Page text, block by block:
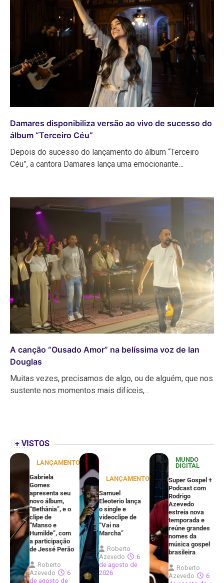
Damares disponibiliza versão ao vivo de sucesso do
álbum “Terceiro Céu”
Depois do sucesso do lançamento do álbum “Terceiro
Céu”, a cantora Damares lança uma emocionante…
A canção “Ousado Amor” na belíssima voz de Ian
Douglas
Muitas vezes, precisamos de algo, ou de alguém, que nos
sustente nos momentos mais difíceis,…
+ VISTOS
LANÇAMENTOS
Gabriela
Gomes
apresenta seu
novo álbum,
“Bethânia”, e o
clipe de
“Manso e
Humilde”, com
a participação
de Jessé Perão
Roberto
Azevedo
6
de agosto de
LANÇAMENTOS
Samuel
Eleoterio lança
o single e
videoclipe de
“Vai na
Marcha”
Roberto
Azevedo
6
de agosto de
2026
MUNDO
DIGITAL
Super Gospel +
Podcast com
Rodrigo
Azevedo
estreia nova
temporada e
reúne grandes
nomes da
música gospel
brasileira
Roberto
Azevedo
6